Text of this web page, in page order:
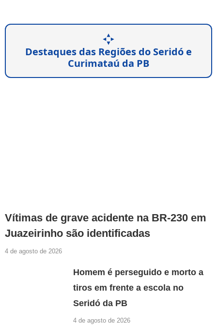
Destaques das Regiões do Seridó e
Curimataú da PB
Vítimas de grave acidente na BR-230 em
Juazeirinho são identificadas
4 de agosto de 2026
Homem é perseguido e morto a
tiros em frente a escola no
Seridó da PB
4 de agosto de 2026